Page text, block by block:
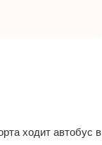
ходит автобус в